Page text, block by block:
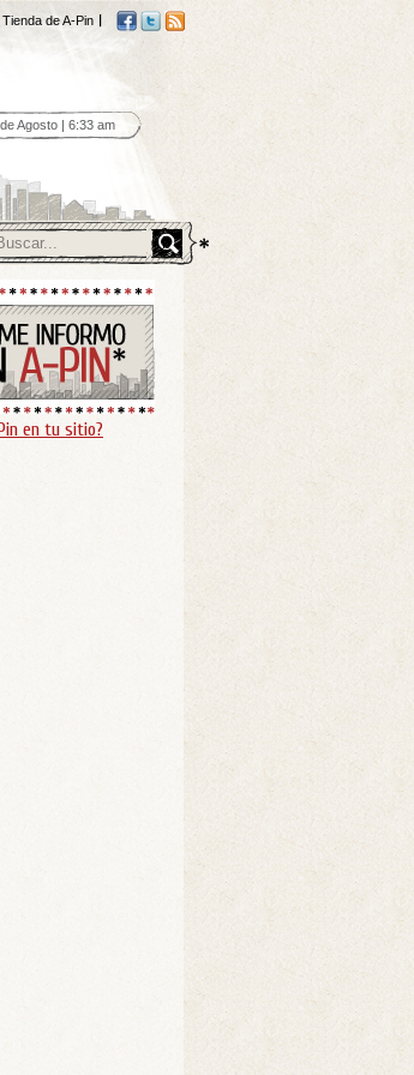
Tienda de A-Pin
Agosto | 6:33 am
en tu sitio?